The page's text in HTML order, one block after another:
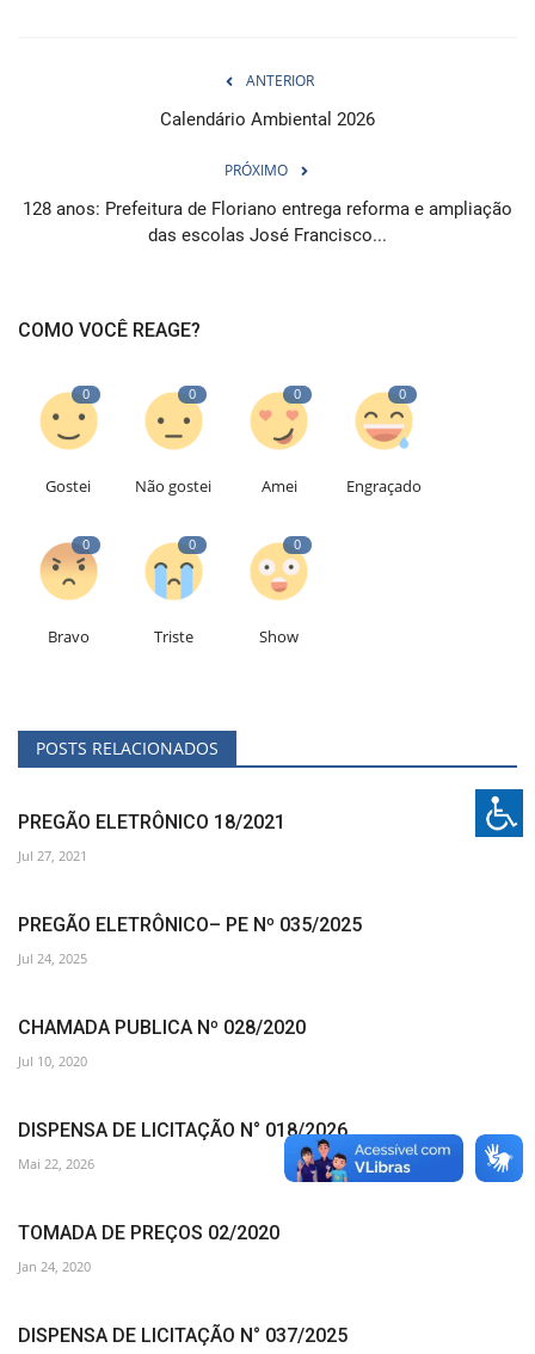
ANTERIOR
Calendário Ambiental 2026
PRÓXIMO
128 anos: Prefeitura de Floriano entrega reforma e ampliação
das escolas José Francisco...
COMO VOCÊ REAGE?
0
Gostei
0
Não gostei
0
Amei
0
Engraçado
0
Bravo
0
Triste
0
Show
POSTS RELACIONADOS
PREGÃO ELETRÔNICO 18/2021
Jul 27, 2021
PREGÃO ELETRÔNICO– PE Nº 035/2025
Jul 24, 2025
CHAMADA PUBLICA Nº 028/2020
Jul 10, 2020
DISPENSA DE LICITAÇÃO N° 018/2026
Mai 22, 2026
TOMADA DE PREÇOS 02/2020
Jan 24, 2020
DISPENSA DE LICITAÇÃO N° 037/2025